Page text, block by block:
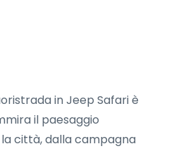
in Jeep Safari è
il paesaggio
città, dalla campagna